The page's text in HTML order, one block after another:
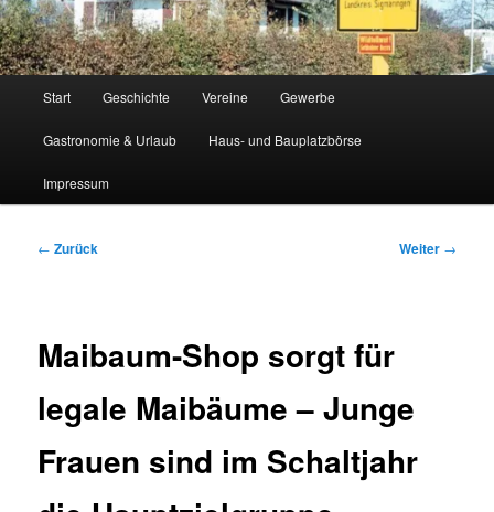
Start Geschichte Vereine Gewerbe
Gastronomie & Urlaub Haus- und Bauplatzbörse
Impressum
Beitragsnavigation
← Zurück Weiter →
Maibaum-Shop sorgt für
legale Maibäume – Junge
Frauen sind im Schaltjahr